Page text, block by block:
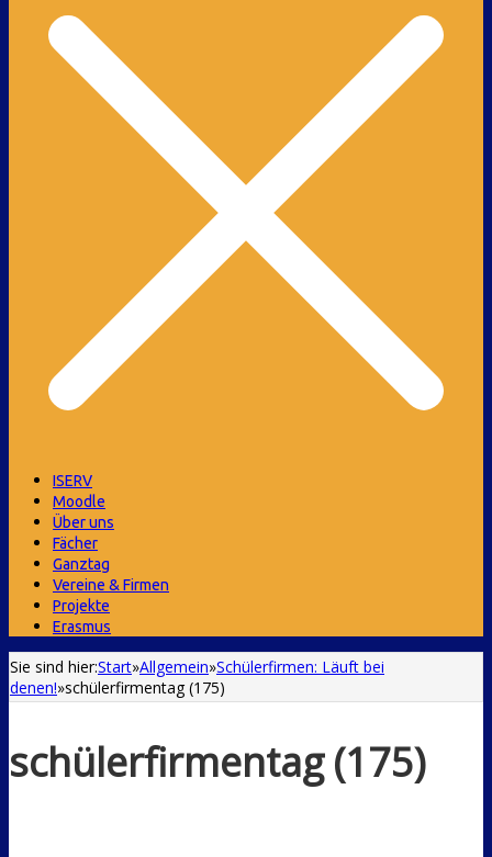
ISERV
Moodle
Über uns
Fächer
Ganztag
Vereine & Firmen
Projekte
Erasmus
Sie sind hier:Start»Allgemein»Schülerfirmen: Läuft bei
denen!»schülerfirmentag (175)
schülerfirmentag (175)